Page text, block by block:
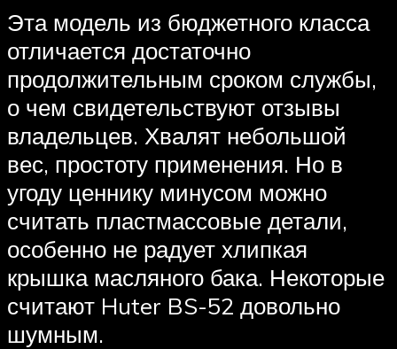
Эта модель из бюджетного класса
отличается достаточно
продолжительным сроком службы,
о чем свидетельствуют отзывы
владельцев. Хвалят небольшой
вес, простоту применения. Но в
угоду ценнику минусом можно
считать пластмассовые детали,
особенно не радует хлипкая
крышка масляного бака. Некоторые
считают Huter BS-52 довольно
шумным.